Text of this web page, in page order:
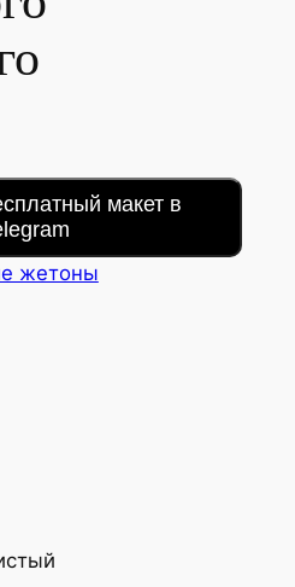
макет в
жетоны